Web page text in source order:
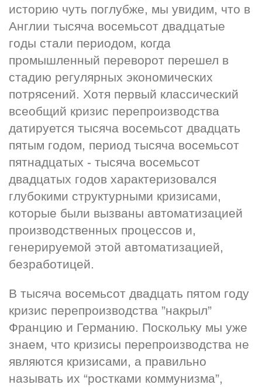
историю чуть поглубже, мы увидим, что в
Англии тысяча восемьсот двадцатые
годы стали периодом, когда
промышленный переворот перешел в
стадию регулярных экономических
потрясений. Хотя первый классический
всеобщий кризис перепроизводства
датируется тысяча восемьсот двадцать
пятым годом, период тысяча восемьсот
пятнадцатых - тысяча восемьсот
двадцатых годов характеризовался
глубокими структурными кризисами,
которые были вызваны автоматизацией
производственных процессов и,
генерируемой этой автоматизацией,
безработицей.
В тысяча восемьсот двадцать пятом году
кризис перепроизводства ”накрыл”
Францию и Германию. Поскольку мы уже
знаем, что кризисы перепроизводства не
являются кризисами, а правильно
называть их “ростками коммунизма”,